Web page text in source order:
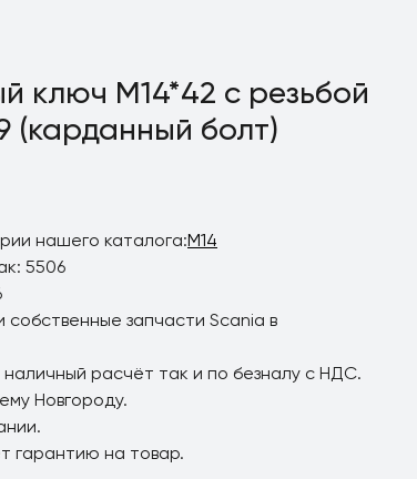
ключ M14*42 с резьбой
(карданный болт)
нашего каталога:M14
5506
собственные запчасти Scania в
наличный расчёт так и по безналу с НДС.
Новгороду.
гарантию на товар.